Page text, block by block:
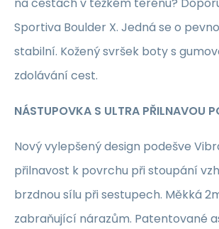
Sportiva Boulder X. Jedná se o
stabilní. Kožený svršek boty s
zdolávání cest.
NÁSTUPOVKA S ULTRA PŘILNAVOU
Nový vylepšený design podešve
přilnavost k povrchu při stoupání
brzdnou sílu při sestupech. Měkká
zabraňující nárazům. Patentované